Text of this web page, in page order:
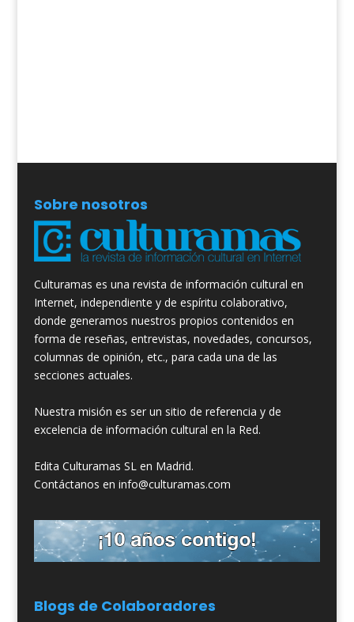
Sobre nosotros
Culturamas es una revista de información cultural en
Internet, independiente y de espíritu colaborativo,
donde generamos nuestros propios contenidos en
forma de reseñas, entrevistas, novedades, concursos,
columnas de opinión, etc., para cada una de las
secciones actuales.
Nuestra misión es ser un sitio de referencia y de
excelencia de información cultural en la Red.
Edita Culturamas SL en Madrid.
Contáctanos en info@culturamas.com
Blogs de Colaboradores